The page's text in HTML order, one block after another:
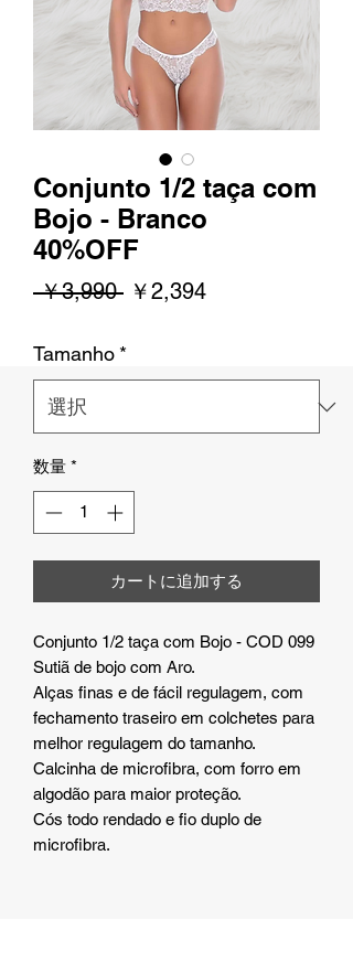
Conjunto 1/2 taça com
Bojo - Branco
40%OFF
￥3,990 通￥2,394セ
格
Tamanho *
数量 *
カートに追加する
Conjunto 1/2 taça com Bojo - COD 099
Sutiã de bojo com Aro.
Alças finas e de fácil regulagem, com
fechamento traseiro em colchetes para
melhor regulagem do tamanho.
Calcinha de microfibra, com forro em
algodão para maior proteção.
Cós todo rendado e fio duplo de
microfibra.